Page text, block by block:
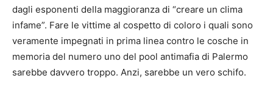
dagli esponenti della maggioranza di “creare un clima
infame”. Fare le vittime al cospetto di coloro i quali sono
veramente impegnati in prima linea contro le cosche in
memoria del numero uno del pool antimafia di Palermo
sarebbe davvero troppo. Anzi, sarebbe un vero schifo.